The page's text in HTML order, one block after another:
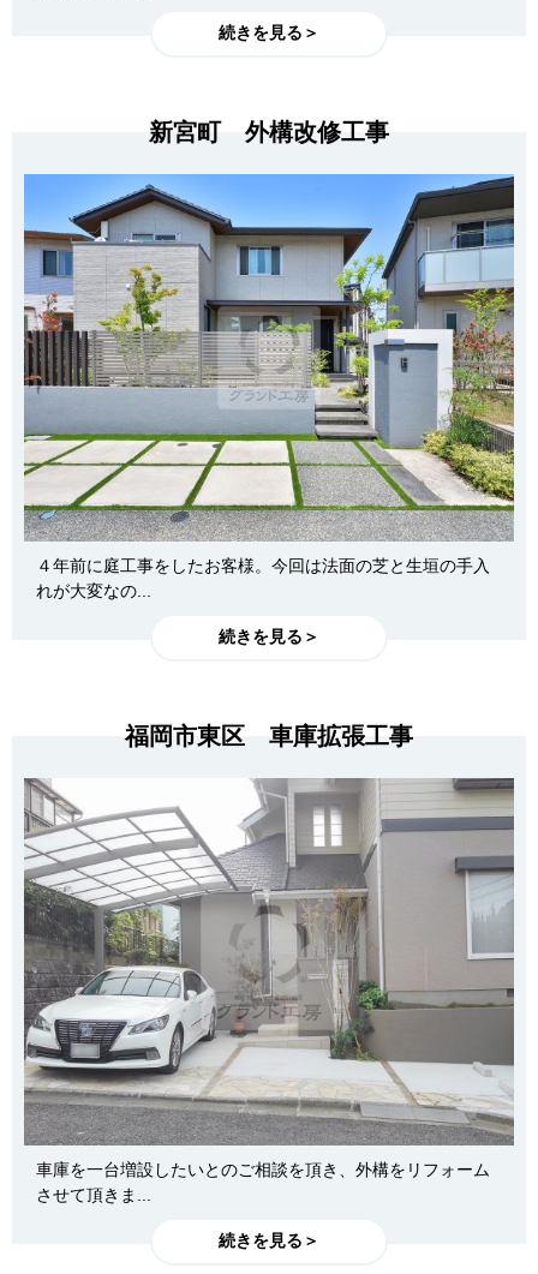
続きを見る＞
新宮町 外構改修工事
４年前に庭工事をしたお客様。今回は法面の芝と生垣の手入
れが大変なの...
続きを見る＞
福岡市東区 車庫拡張工事
車庫を一台増設したいとのご相談を頂き、外構をリフォーム
させて頂きま...
続きを見る＞